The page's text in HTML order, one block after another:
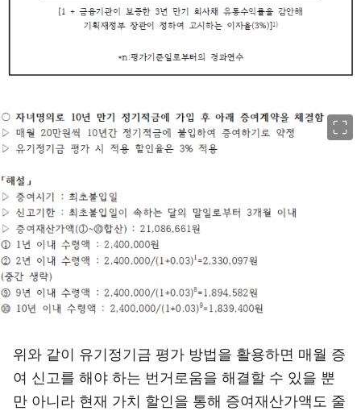
위와 같이 유기정기금 평가 방법을 활용하면 매월 증
여 신고를 해야 하는 번거로움을 해결할 수 있을 뿐
만 아니라 현재 가치 할인을 통해 증여재산가액도 줄